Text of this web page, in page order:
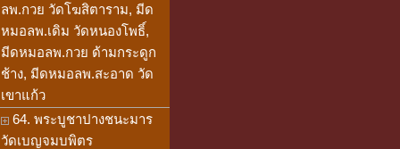
ลพ.กวย วัดโฆสิตาราม, มีด
หมอลพ.เดิม วัดหนองโพธิ์,
มีดหมอลพ.กวย ด้ามกระดูก
ช้าง, มีดหมอลพ.สะอาด วัด
เขาแก้ว
64. พระบูชาปางชนะมาร
วัดเบญจมบพิตร